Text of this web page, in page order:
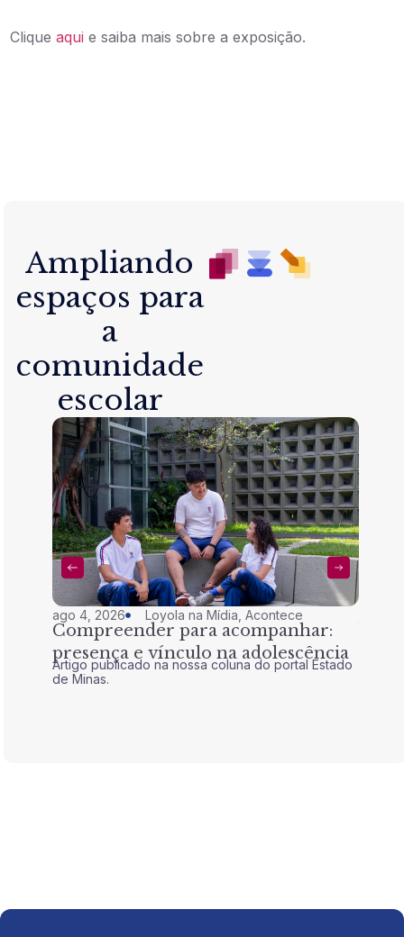
Cliqueaqui e saiba mais sobre a exposição.
Ampliando
espaços para
a
comunidade
escolar
ago 4, 2026 Loyola na Mídia ,Acontece
Compreender para acompanhar:
presença e vínculo na adolescência
Artigo publicado na nossa coluna do portal Estado
de Minas.